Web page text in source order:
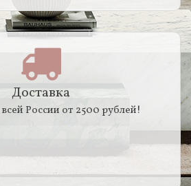
Доставка
России от 2500 рублей!